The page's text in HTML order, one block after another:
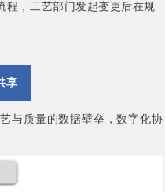
程，工艺部门发起变更后在规
享
与质量的数据壁垒，数字化协